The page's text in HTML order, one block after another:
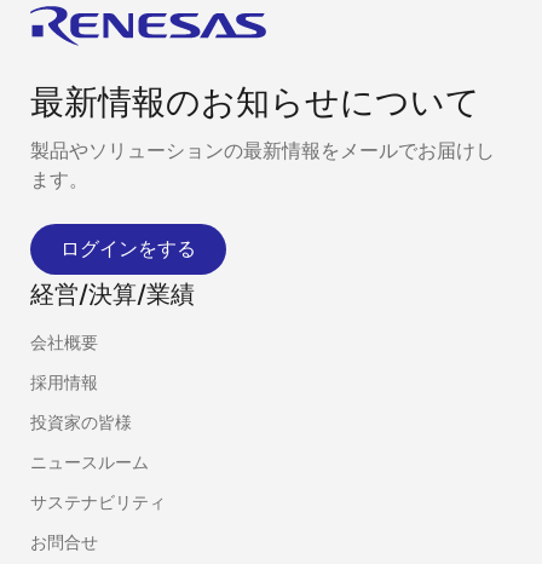
最新情報のお知らせについて
製品やソリューションの最新情報をメールでお届けし
ます。
ログインをする
経営/決算/業績
会社概要
採用情報
投資家の皆様
ニュースルーム
サステナビリティ
お問合せ